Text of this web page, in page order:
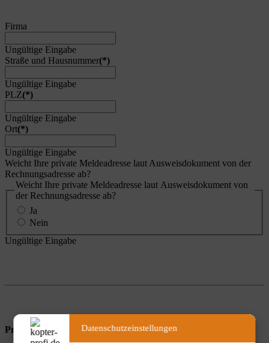
Firma
Ungültige Eingabe
Straße und Hausnummer(*)
Ungültige Eingabe
PLZ(*)
Ungültige Eingabe
Ort(*)
Ungültige Eingabe
Weicht Ihre private Meldeadresse laut Ausweisdokument von der
Rechnungsadresse ab?
Weicht Ihre private Meldeadresse laut Ausweisdokument von
der Rechnungsadresse ab?
Ja
Nein
Ungültige Eingabe
Private MeldeadresseDatenschutzeinstellungen